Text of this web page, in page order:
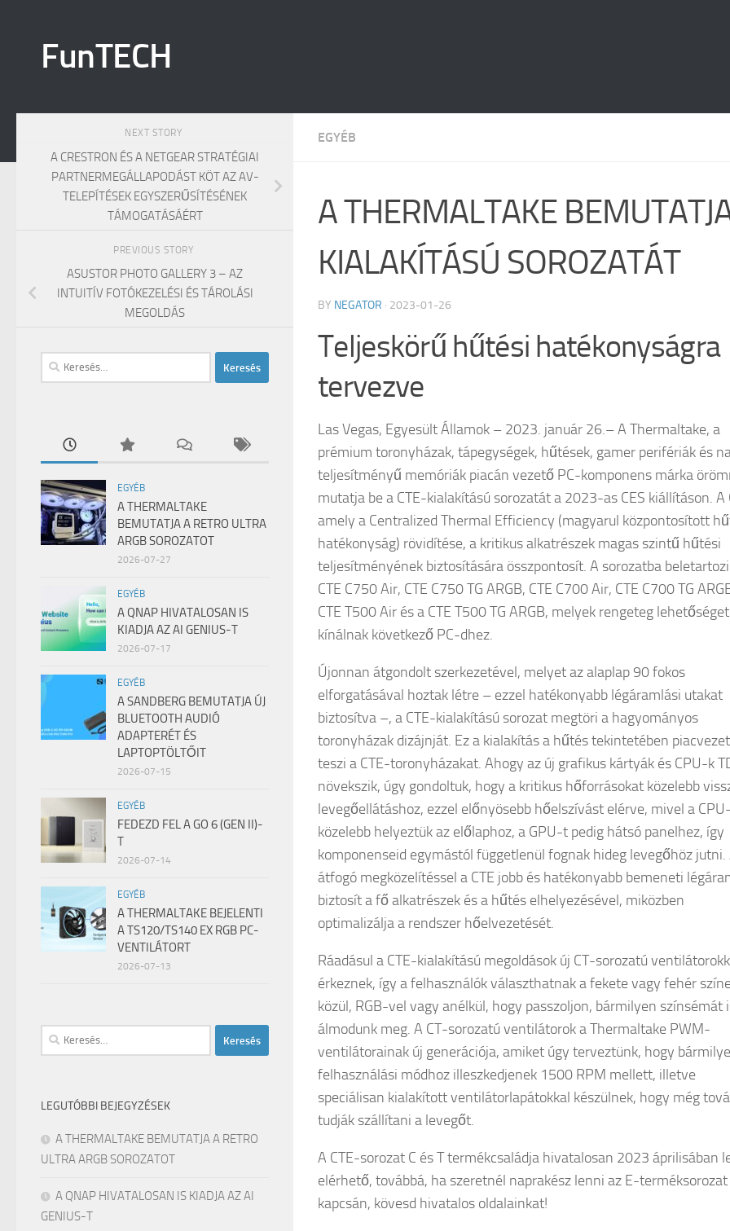
FunTECH
EGYÉB
A THERMALTAKE
KIALAKÍTÁSÚ SOROZATÁT
BY NEGATOR · 2023-01-26
Teljeskörű hűtési hatékonyságra
tervezve
Las Vegas, Egyesült Államok – 2023. január 26.– A Thermaltake, a
prémium toronyházak, tápegységek, hűtések, gamer perifériák és
teljesítményű memóriák piacán vezető PC-komponens márka
mutatja be a CTE-kialakítású sorozatát a 2023-as CES kiállításon. A
amely a Centralized Thermal Efficiency (magyarul központosított
hatékonyság) rövidítése, a kritikus alkatrészek magas szintű hűtési
teljesítményének biztosítására összpontosít. A sorozatba
CTE C750 Air, CTE C750 TG ARGB, CTE C700 Air, CTE C700 TG
CTE T500 Air és a CTE T500 TG ARGB, melyek rengeteg lehetőséget
kínálnak következő PC-dhez.
Újonnan átgondolt szerkezetével, melyet az alaplap 90 fokos
elforgatásával hoztak létre – ezzel hatékonyabb légáramlási utakat
biztosítva –, a CTE-kialakítású sorozat megtöri a hagyományos
toronyházak dizájnját. Ez a kialakítás a hűtés tekintetében
teszi a CTE-toronyházakat. Ahogy az új grafikus kártyák és CPU-k
növekszik, úgy gondoltuk, hogy a kritikus hőforrásokat közelebb
levegőellátáshoz, ezzel előnyösebb hőelszívást elérve, mivel a
közelebb helyeztük az előlaphoz, a GPU-t pedig hátsó panelhez, így
komponenseid egymástól függetlenül fognak hideg levegőhöz jutni.
átfogó megközelítéssel a CTE jobb és hatékonyabb bemeneti
biztosít a fő alkatrészek és a hűtés elhelyezésével, miközben
optimalizálja a rendszer hőelvezetését.
Ráadásul a CTE-kialakítású megoldások új CT-sorozatú
érkeznek, így a felhasználók választhatnak a fekete vagy fehér
közül, RGB-vel vagy anélkül, hogy passzoljon, bármilyen színsémát
álmodunk meg. A CT-sorozatú ventilátorok a Thermaltake PWM-
ventilátorainak új generációja, amiket úgy terveztünk, hogy
felhasználási módhoz illeszkedjenek 1500 RPM mellett, illetve
speciálisan kialakított ventilátorlapátokkal készülnek, hogy még
tudják szállítani a levegőt.
A CTE-sorozat C és T termékcsaládja hivatalosan 2023 áprilisában
elérhető, továbbá, ha szeretnél naprakész lenni az E-terméksorozat
kapcsán, kövesd hivatalos oldalainkat!
NEXT STORY
A CRESTRON ÉS A NETGEAR STRATÉGIAI
PARTNERMEGÁLLAPODÁST KÖT AZ AV-
TELEPÍTÉSEK EGYSZERŰSÍTÉSÉNEK
TÁMOGATÁSÁÉRT
PREVIOUS STORY
ASUSTOR PHOTO GALLERY 3 – AZ
INTUITÍV FOTÓKEZELÉSI ÉS TÁROLÁSI
MEGOLDÁS
Keresés:
EGYÉB
A THERMALTAKE
BEMUTATJA A RETRO ULTRA
ARGB SOROZATOT
2026-07-27
EGYÉB
A QNAP HIVATALOSAN IS
KIADJA AZ AI GENIUS-T
2026-07-17
EGYÉB
A SANDBERG BEMUTATJA ÚJ
BLUETOOTH AUDIÓ
ADAPTERÉT ÉS
LAPTOPTÖLTŐIT
2026-07-15
EGYÉB
FEDEZD FEL A GO 6 (GEN II)-
T
2026-07-14
EGYÉB
A THERMALTAKE BEJELENTI
A TS120/TS140 EX RGB PC-
VENTILÁTORT
2026-07-13
Keresés:
LEGUTÓBBI BEJEGYZÉSEK
A THERMALTAKE BEMUTATJA A RETRO
ULTRA ARGB SOROZATOT
A QNAP HIVATALOSAN IS KIADJA AZ AI
GENIUS-T